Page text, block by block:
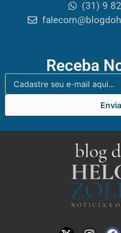
(31) 9
Receba